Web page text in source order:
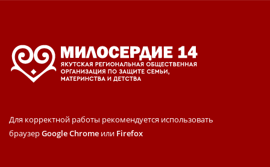
Для корректной работы рекомендуется использовать
браузерGoogle Chrome или Firefox